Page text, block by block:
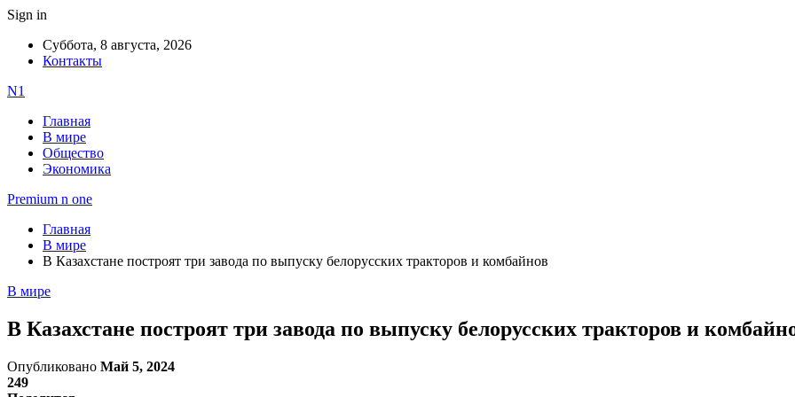
Sign in
Суббота, 8 августа, 2026
Контакты
N1
Главная
В мире
Общество
Экономика
Premium n one
Главная
В мире
В Казахстане построят три завода по выпуску белорусских тракторов и комбайнов
В мире
В Казахстане построят три завода по выпуску белорусских тракторов и
Опубликовано Май 5, 2024
249